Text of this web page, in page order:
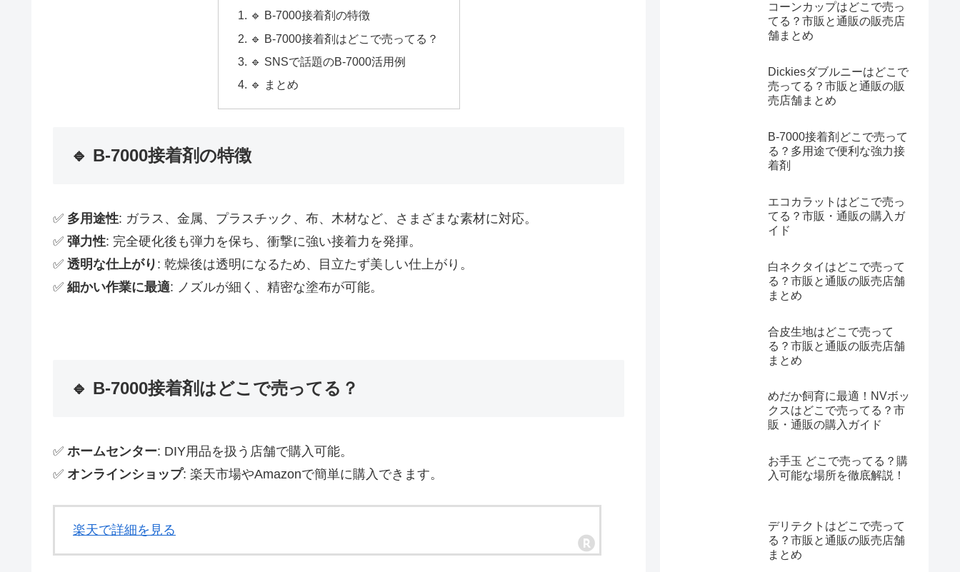
🔹 B-7000接着剤の特徴
🔹 B-7000接着剤はどこで売ってる？
🔹 SNSで話題のB-7000活用例
🔹 まとめ
🔹 B-7000接着剤の特徴
✅ 多用途性: ガラス、金属、プラスチック、布、木材など、さまざまな素材に対応。
✅ 弾力性: 完全硬化後も弾力を保ち、衝撃に強い接着力を発揮。
✅ 透明な仕上がり : 乾燥後は透明になるため、目立たず美しい仕上がり。
✅ 細かい作業に最適: ノズルが細く、精密な塗布が可能。
🔹 B-7000接着剤はどこで売ってる？
✅ ホームセンター: DIY用品を扱う店舗で購入可能。
✅ オンラインショップ: 楽天市場やAmazonで簡単に購入できます。
楽天で詳細を見る
コーンカップはどこで売っ
てる？市販と通販の販売店
舗まとめ
Dickiesダブルニーはどこで
売ってる？市販と通販の販
売店舗まとめ
B-7000接着剤どこで売って
る？多用途で便利な強力接
着剤
エコカラットはどこで売っ
てる？市販・通販の購入ガ
イド
白ネクタイはどこで売って
る？市販と通販の販売店舗
まとめ
合皮生地はどこで売って
る？市販と通販の販売店舗
まとめ
めだか飼育に最適！NVボッ
クスはどこで売ってる？市
販・通販の購入ガイド
お手玉 どこで売ってる？購
入可能な場所を徹底解説！
デリテクトはどこで売って
る？市販と通販の販売店舗
まとめ